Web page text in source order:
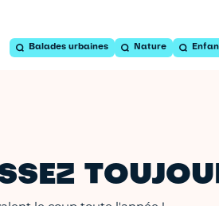
Balades urbaines Nature